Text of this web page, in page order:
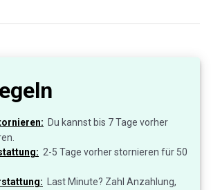
Du kannst bis 7 Tage vorher
2-5 Tage vorher stornieren für 50
Last Minute? Zahl Anzahlung,